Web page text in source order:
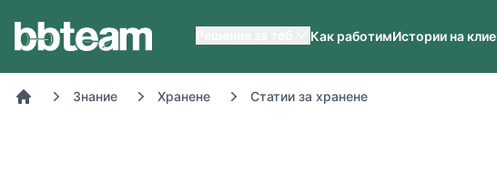
Как работимИстории на
Знание Хранене Статии за хранене